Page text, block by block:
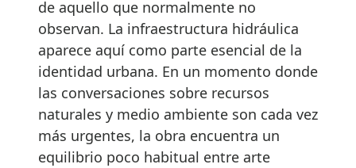
de aquello que normalmente no
observan. La infraestructura hidráulica
aparece aquí como parte esencial de la
identidad urbana. En un momento donde
las conversaciones sobre recursos
naturales y medio ambiente son cada vez
más urgentes, la obra encuentra un
equilibrio poco habitual entre arte